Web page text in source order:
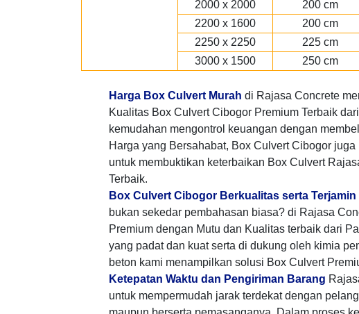
2000 x 2000
200 cm
2200 x 1600
200 cm
2250 x 2250
225 cm
3000 x 1500
250 cm
Harga Box Culvert Murah di Rajasa Concrete
Kualitas Box Culvert Cibogor Premium Terbaik
kemudahan mengontrol keuangan dengan
Harga yang Bersahabat, Box Culvert Cibogor
untuk membuktikan keterbaikan Box Culvert
Terbaik.
Box Culvert Cibogor Berkualitas serta
bukan sekedar pembahasan biasa? di Rajasa
Premium dengan Mutu dan Kualitas terbaik dari
yang padat dan kuat serta di dukung oleh kimia
beton kami menampilkan solusi Box Culvert
Ketepatan Waktu dan Pengiriman Barang
untuk mempermudah jarak terdekat dengan